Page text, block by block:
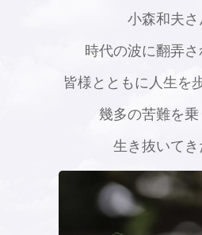
小森和夫さ
時代の波に翻弄さ
皆様とともに人生を
幾多の苦難を乗
生き抜いてき